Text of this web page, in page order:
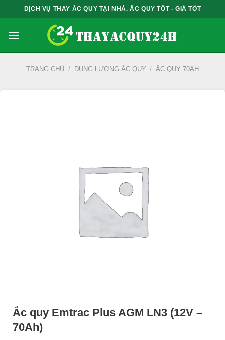
qua
nội
DỊCH VỤ THAY ẮC QUY TẠI NHÀ. ẮC QUY TỐT - GIÁ TỐT
TRANG CHỦ / DUNG LƯỢNG ẮC QUY / ẮC QUY 70AH
Ắc quy Emtrac Plus AGM LN3 (12V –
70Ah)